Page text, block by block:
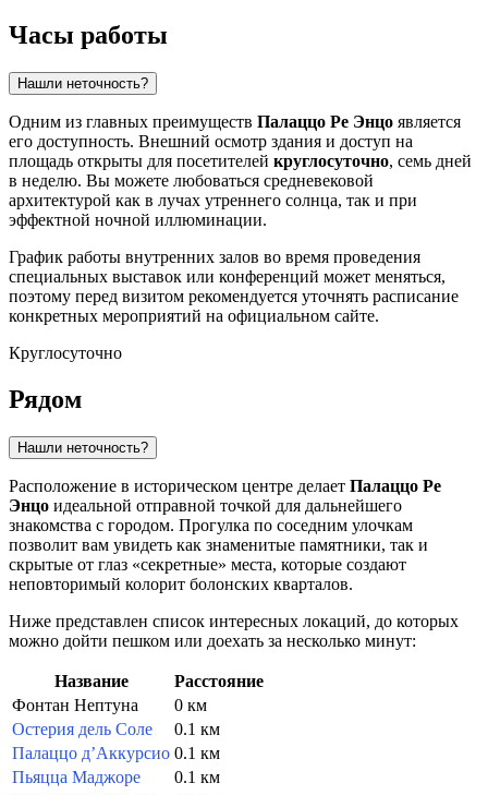
Часы работы
Нашли неточность?
Одним из главных преимуществ Палаццо Ре Энцо является
его доступность. Внешний осмотр здания и доступ на
площадь открыты для посетителей круглосуточно, семь дней
в неделю. Вы можете любоваться средневековой
архитектурой как в лучах утреннего солнца, так и при
эффектной ночной иллюминации.
График работы внутренних залов во время проведения
специальных выставок или конференций может меняться,
поэтому перед визитом рекомендуется уточнять расписание
конкретных мероприятий на официальном сайте.
Круглосуточно
Рядом
Нашли неточность?
Расположение в историческом центре делает Палаццо Ре
Энцо идеальной отправной точкой для дальнейшего
знакомства с городом. Прогулка по соседним улочкам
позволит вам увидеть как знаменитые памятники, так и
скрытые от глаз «секретные» места, которые создают
неповторимый колорит болонских кварталов.
Ниже представлен список интересных локаций, до которых
можно дойти пешком или доехать за несколько минут:
Название
Расстояние
Фонтан Нептуна
0 км
Остерия дель Соле
0.1 км
Палаццо д’Аккурсио 0.1 км
Пьяцца Маджоре
0.1 км